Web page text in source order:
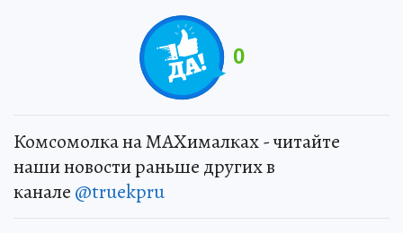
0
Комсомолка на MAXималках - читайте
наши новости раньше других в
канале @truekpru